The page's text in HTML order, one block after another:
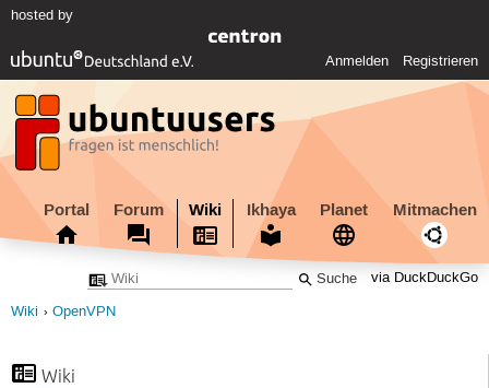
hosted by
Anmelden Registrieren
Portal Forum Wiki Ikhaya Planet Mitmachen
via DuckDuckGo
Wiki OpenVPN
Wiki